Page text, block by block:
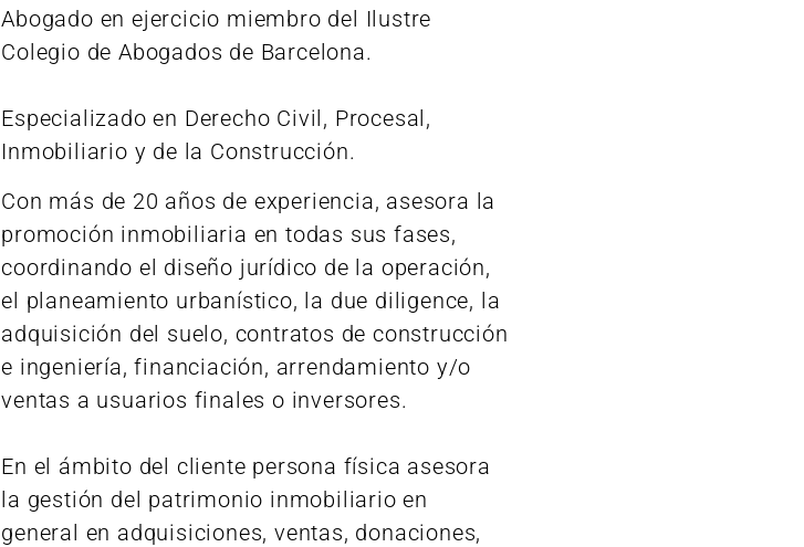
Abogado en ejercicio miembro del Ilustre
Colegio de Abogados de Barcelona.
Especializado en Derecho Civil, Procesal,
Inmobiliario y de la Construcción.
Con más de 20 años de experiencia, asesora la
promoción inmobiliaria en todas sus fases,
coordinando el diseño jurídico de la operación,
el planeamiento urbanístico, la due diligence, la
adquisición del suelo, contratos de construcción
e ingeniería, financiación, arrendamiento y/o
ventas a usuarios finales o inversores.
En el ámbito del cliente persona física asesora
la gestión del patrimonio inmobiliario en
general en adquisiciones, ventas, donaciones,